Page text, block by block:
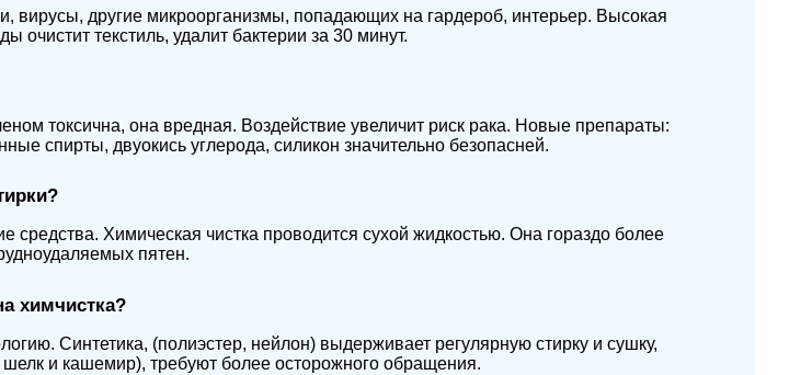
вирусы, другие микроорганизмы, попадающих на гардероб, интерьер. Высокая
очистит текстиль, удалит бактерии за 30 минут.
токсична, она вредная. Воздействие увеличит риск рака. Новые препараты:
спирты, двуокись углерода, силикон значительно безопасней.
средства. Химическая чистка проводится сухой жидкостью. Она гораздо более
пятен.
химчистка?
Синтетика, (полиэстер, нейлон) выдерживает регулярную стирку и сушку,
и кашемир), требуют более осторожного обращения.